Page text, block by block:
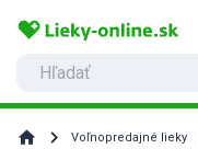
home Voľnopredajné lieky